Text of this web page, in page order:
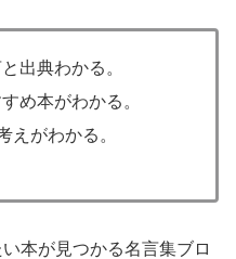
出典わかる。
め本がわかる。
えがわかる。
本が見つかる名言集ブロ